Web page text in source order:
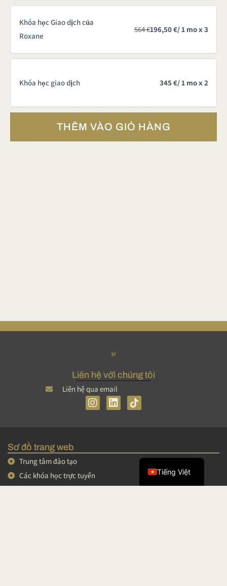
Khóa học Giao dịch của
Roxane
564 €196,50 €/ 1 mo x 3
Khóa học giao dịch 345 €/ 1 mo x 2
THÊM VÀO GIỎ HÀNG
Liên hệ với chúng tôi
Liên hệ qua email
I
n
g
a
m
L
i
d
Sơ đồ trang web
Trung tâm đào tạo
Các khóa học trực tuyến
Tiếng Việt
Français